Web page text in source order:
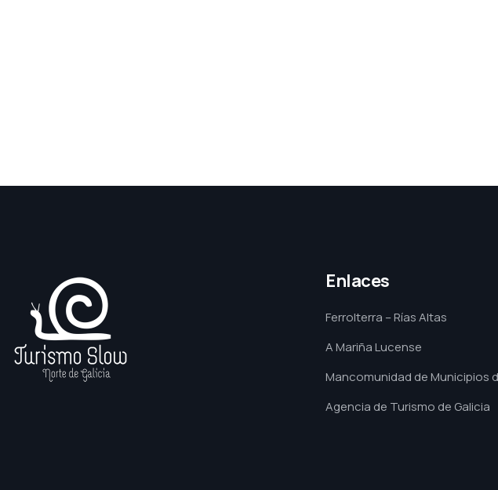
Enlaces
Ferrolterra – Rías Altas
A Mariña Lucense
Mancomunidad de Municipios
Agencia de Turismo de Galicia